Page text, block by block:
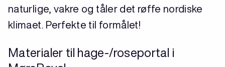
naturlige, vakre og tåler det røffe nordiske
klimaet. Perfekte til formålet!
Materialer til hage-/roseportal i